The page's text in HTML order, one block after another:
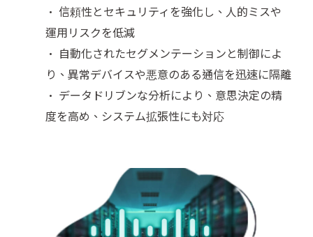
• 信頼性とセキュリティを強化し、人的ミスや
運用リスクを低減
• 自動化されたセグメンテーションと制御によ
り、異常デバイスや悪意のある通信を迅速に隔離
• データドリブンな分析により、意思決定の精
度を高め、システム拡張性にも対応